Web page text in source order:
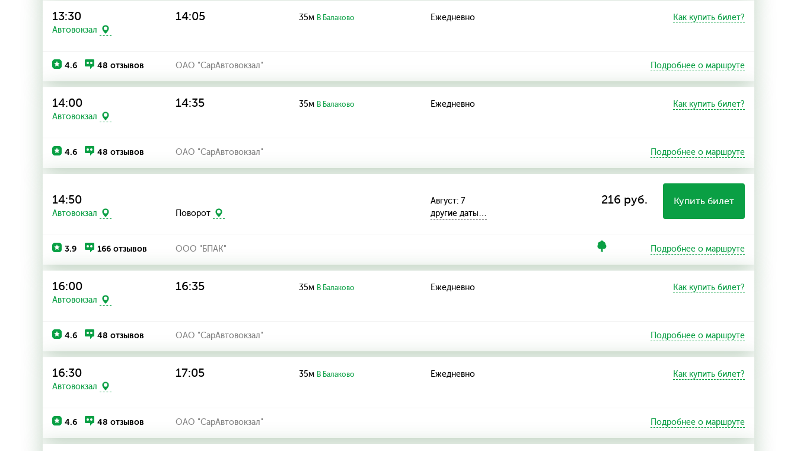
13:30
Автовокзал
14:05 35м В Балаково Ежедневно Как купить билет?
4.6 48 отзывов ОАО "СарАвтовокзал" Подробнее о маршруте
14:00
Автовокзал
14:35 35м В Балаково Ежедневно Как купить билет?
4.6 48 отзывов ОАО "СарАвтовокзал" Подробнее о маршруте
14:50
Автовокзал Поворот
Август: 7
другие даты…
216 руб. Купить билет
3.9 166 отзывов ООО "БПАК" Подробнее о маршруте
16:00
Автовокзал
16:35 35м В Балаково Ежедневно Как купить билет?
4.6 48 отзывов ОАО "СарАвтовокзал" Подробнее о маршруте
16:30
Автовокзал
17:05 35м В Балаково Ежедневно Как купить билет?
4.6 48 отзывов ОАО "СарАвтовокзал" Подробнее о маршруте